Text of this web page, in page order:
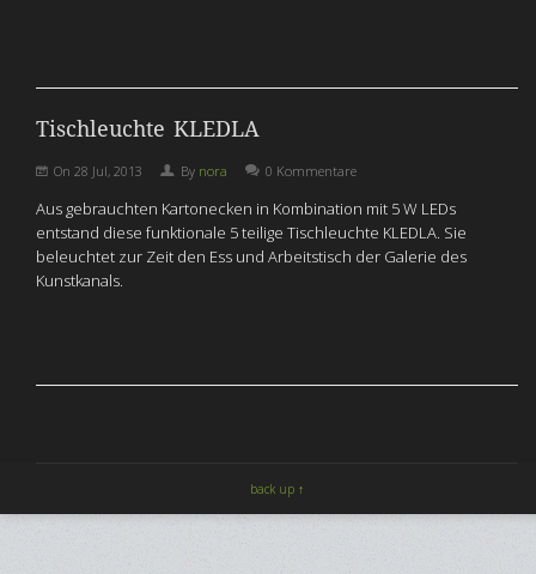
Tischleuchte KLEDLA
On 28 Jul, 2013 By nora 0 Kommentare
Aus gebrauchten Kartonecken in Kombination mit 5 W LEDs
entstand diese funktionale 5 teilige Tischleuchte KLEDLA. Sie
beleuchtet zur Zeit den Ess und Arbeitstisch der Galerie des
Kunstkanals.
back up ↑